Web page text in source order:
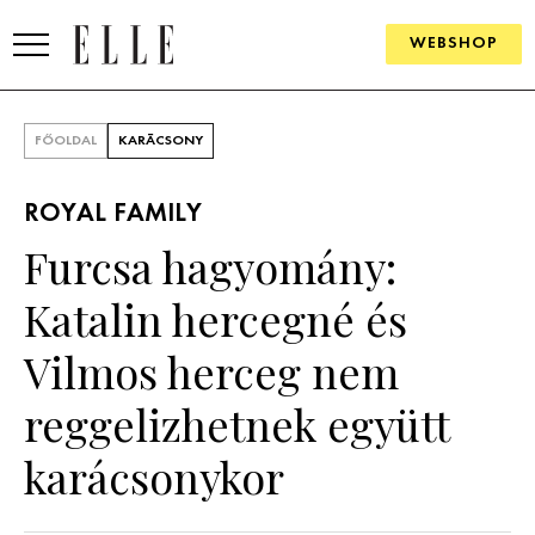
WEBSHOP
SZÉPSÉG
ÉLETMÓD
FŐOLDAL KARÁCSONY
ROYAL FAMILY
Furcsa hagyomány:
Katalin hercegné és
Vilmos herceg nem
reggelizhetnek együtt
karácsonykor